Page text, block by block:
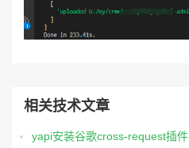
相关技术文章
yapi安装谷歌cross-request插件